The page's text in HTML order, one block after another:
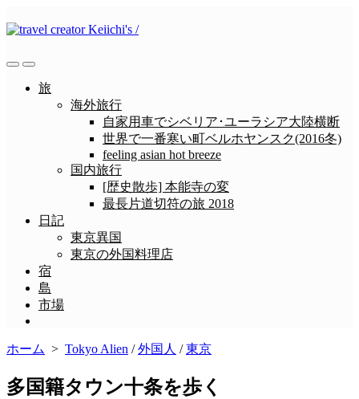
ン
ン
検
メ
ニ 旅
海外旅行
自家用車でシベリア･ユーラシア大陸横断
世界で一番寒い町ベルホヤンスク(2016冬)
feeling asian hot breeze
国内旅行
[歴史散歩] 本能寺の変
最長片道切符の旅 2018
日記
東京異国
東京の外国料理店
宿
島
市場
ュ
を
閉
ホーム > Tokyo Alien /外国人 /東京
多国籍タウン十条を歩く